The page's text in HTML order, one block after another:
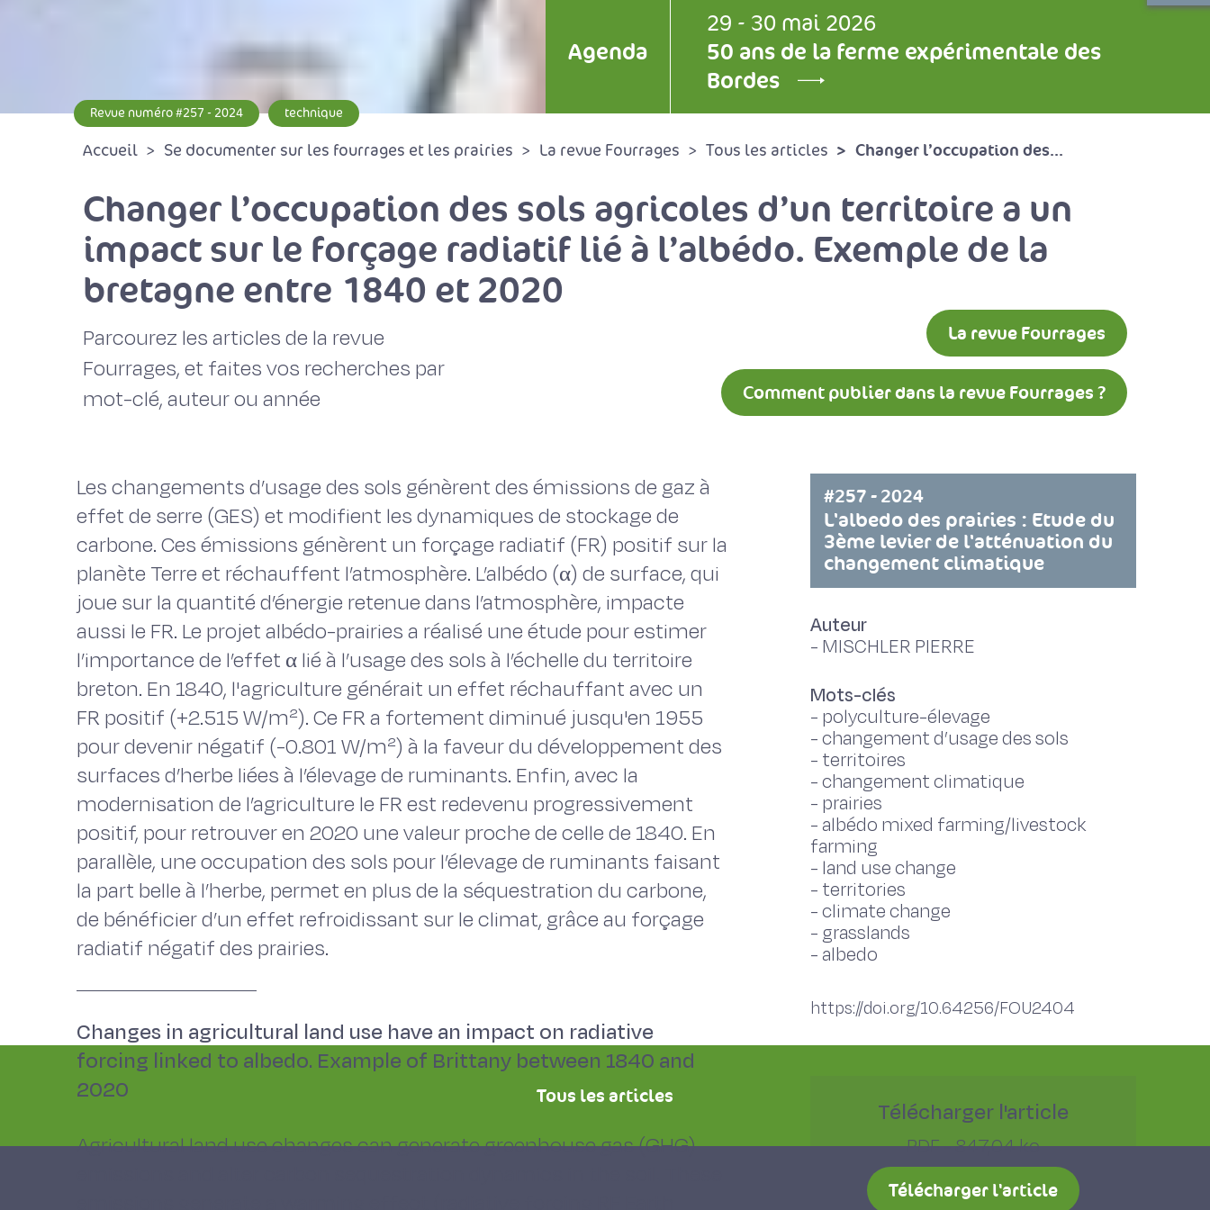
Agenda
29 - 30 mai 2026
50 ans de la ferme expérimentale des
Bordes
Revue numéro #257 - 2024 technique
Accueil Se documenter sur les fourrages et les prairies La revue Fourrages Tous les articles Changer l’occupation des...
Changer l’occupation des sols agricoles d’un territoire a un
impact sur le forçage radiatif lié à l’albédo. Exemple de la
bretagne entre 1840 et 2020
Parcourez les articles de la revue
Fourrages, et faites vos recherches par
mot-clé, auteur ou année
La revue Fourrages
Comment publier dans la revue Fourrages ?
Les changements d’usage des sols génèrent des émissions de gaz à
effet de serre (GES) et modifient les dynamiques de stockage de
carbone. Ces émissions génèrent un forçage radiatif (FR) positif sur la
planète Terre et réchauffent l’atmosphère. L’albédo (α) de surface, qui
joue sur la quantité d’énergie retenue dans l’atmosphère, impacte
aussi le FR. Le projet albédo-prairies a réalisé une étude pour estimer
l’importance de l’effet α lié à l’usage des sols à l’échelle du territoire
breton. En 1840, l'agriculture générait un effet réchauffant avec un
FR positif (+2.515 W/m²). Ce FR a fortement diminué jusqu'en 1955
pour devenir négatif (-0.801 W/m²) à la faveur du développement des
surfaces d’herbe liées à l’élevage de ruminants. Enfin, avec la
modernisation de l’agriculture le FR est redevenu progressivement
positif, pour retrouver en 2020 une valeur proche de celle de 1840. En
parallèle, une occupation des sols pour l’élevage de ruminants faisant
la part belle à l’herbe, permet en plus de la séquestration du carbone,
de bénéficier d’un effet refroidissant sur le climat, grâce au forçage
radiatif négatif des prairies.
Changes in agricultural land use have an impact on radiative
forcing linked to albedo. Example of Brittany between 1840 and
2020
Agricultural land use changes can generate greenhouse gas (GHG)
#257 - 2024
L'albedo des prairies : Etude du
3ème levier de l'atténuation du
changement climatique
Auteur
- MISCHLER PIERRE
Mots-clés
- polyculture-élevage
-changement d’usage des sols
- territoires
-changement climatique
- prairies
- albédo mixed farming/livestock
farming
- land use change
- territories
-climate change
- grasslands
- albedo
https://doi.org/10.64256/FOU2404
Télécharger l'article
PDF - 847,04 ko
Télécharger l'article
Tous les articles